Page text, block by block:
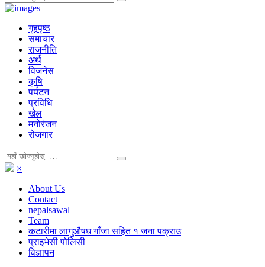
गृहपृष्ठ
समाचार
राजनीति
अर्थ
विजनेस
कृषि
पर्यटन
प्रविधि
खेल
मनोरंजन
रोजगार
×
About Us
Contact
nepalsawal
Team
कटारीमा लागुऔषध गाँजा सहित १ जना पक्राउ
प्राइभेसी पोलिसी
विज्ञापन